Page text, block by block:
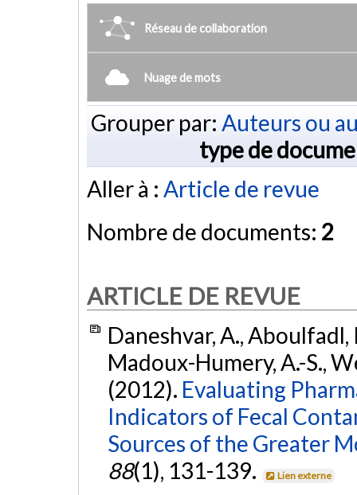
Réseau de collaboration
Nuage de mots
Grouper par: Auteurs ou
type de
Aller à : Article de revue
Nombre de documents: 2
ARTICLE DE REVUE
Daneshvar, A., Aboulfadl,
Madoux-Humery, A.-S.,
(2012). Evaluating
Indicators of Fecal
Sources of the Greater
88(1), 131-139. Lien externe